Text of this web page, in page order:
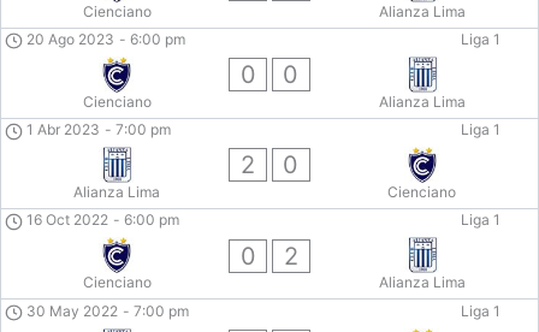
Cienciano
Alianza Lima
Liga 1
20 Ago 2023 - 6:00 pm
Cienciano
0 0
Alianza Lima
Liga 1
1 Abr 2023 - 7:00 pm
Alianza Lima
2 0
Cienciano
Liga 1
16 Oct 2022 - 6:00 pm
Cienciano
0 2
Alianza Lima
Liga 1
30 May 2022 - 7:00 pm